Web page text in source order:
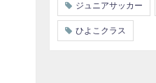
ジュニアサッカー
ひよこクラス